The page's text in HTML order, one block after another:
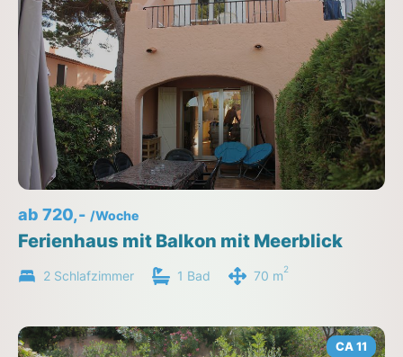
ab 720,- /Woche
Ferienhaus mit Balkon mit Meerblick
2 Schlafzimmer 1 Bad 70 m2
CA 11